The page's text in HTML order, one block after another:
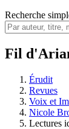
Recherche
Fil
Érudit
Revues
Voix et
Nicole
Lectures